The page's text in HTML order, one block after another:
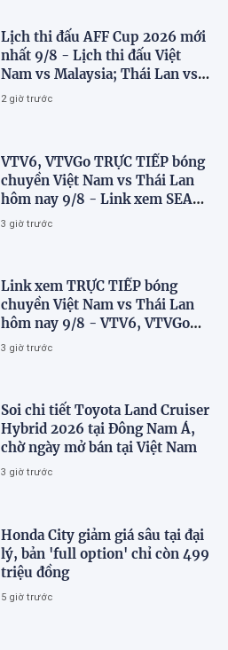
Lịch thi đấu AFF Cup 2026 mới
nhất 9/8 - Lịch thi đấu Việt
Nam vs Malaysia; Thái Lan vs
Singapore
2 giờ trước
VTV6, VTVGo TRỰC TIẾP bóng
chuyền Việt Nam vs Thái Lan
hôm nay 9/8 - Link xem SEA
V.Cup 2026 mới nhất
3 giờ trước
Link xem TRỰC TIẾP bóng
chuyền Việt Nam vs Thái Lan
hôm nay 9/8 - VTV6, VTVGo
trực tiếp SEA V.Cup 2026 mới
3 giờ trước
Soi chi tiết Toyota Land Cruiser
Hybrid 2026 tại Đông Nam Á,
chờ ngày mở bán tại Việt Nam
3 giờ trước
Honda City giảm giá sâu tại đại
lý, bản 'full option' chỉ còn 499
triệu đồng
5 giờ trước